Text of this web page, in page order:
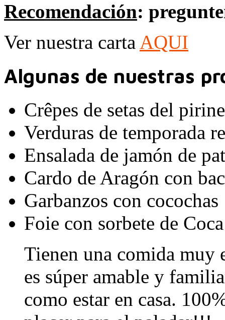
Recomendación:
Ver nuestra carta AQUI
Algunas de nuestras
Crêpes de setas del
Verduras de temporada
Ensalada de jamón de
Cardo de Aragón con
Garbanzos con cocochas
Foie con sorbete de
Tienen una comida muy
es súper amable y
como estar en casa.